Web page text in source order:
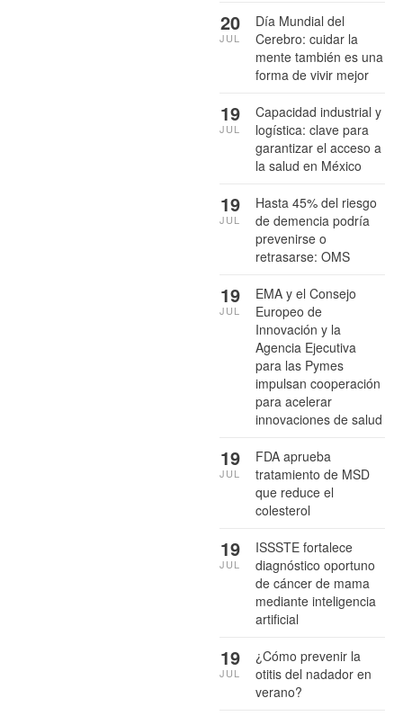
Día Mundial del
Cerebro: cuidar la
mente también es una
forma de vivir mejor
20
JUL
Capacidad industrial y
logística: clave para
garantizar el acceso a
la salud en México
19
JUL
Hasta 45% del riesgo
de demencia podría
prevenirse o
retrasarse: OMS
19
JUL
EMA y el Consejo
Europeo de
Innovación y la
Agencia Ejecutiva
para las Pymes
impulsan cooperación
para acelerar
innovaciones de salud
19
JUL
FDA aprueba
tratamiento de MSD
que reduce el
colesterol
19
JUL
ISSSTE fortalece
diagnóstico oportuno
de cáncer de mama
mediante inteligencia
artificial
19
JUL
¿Cómo prevenir la
otitis del nadador en
verano?
19
JUL